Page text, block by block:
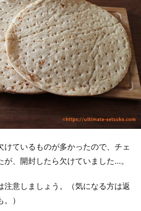
けているものが多かったので、チェ
が、開封したら欠けていました…。
注意しましょう。（気になる方は返
）